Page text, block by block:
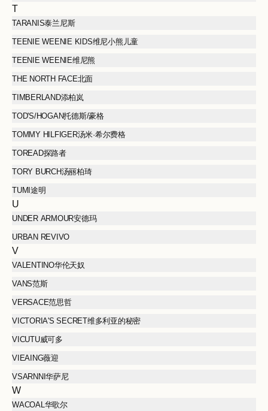
T
TARANIS泰兰尼斯
TEENIE WEENIE KIDS维尼小熊儿童
TEENIE WEENIE维尼熊
THE NORTH FACE北面
TIMBERLAND添柏岚
TOD'S/HOGAN托德斯/豪格
TOMMY HILFIGER汤米·希尔费格
TOREAD探路者
TORY BURCH汤丽柏琦
TUMI途明
U
UNDER ARMOUR安德玛
URBAN REVIVO
V
VALENTINO华伦天奴
VANS范斯
VERSACE范思哲
VICTORIA'S SECRET维多利亚的秘密
VICUTU威可多
VIEAING薇迎
VSARNNI华萨尼
W
WACOAL华歌尔